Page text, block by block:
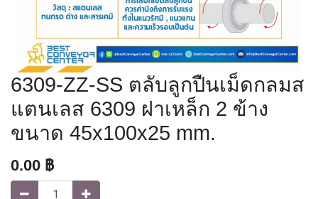
6309-ZZ-SS ตลับลูกปืนเม็ดกลมส
แตนเลส 6309 ฝาเหล็ก 2 ข้าง
ขนาด 45x100x25 mm.
0.00 ฿